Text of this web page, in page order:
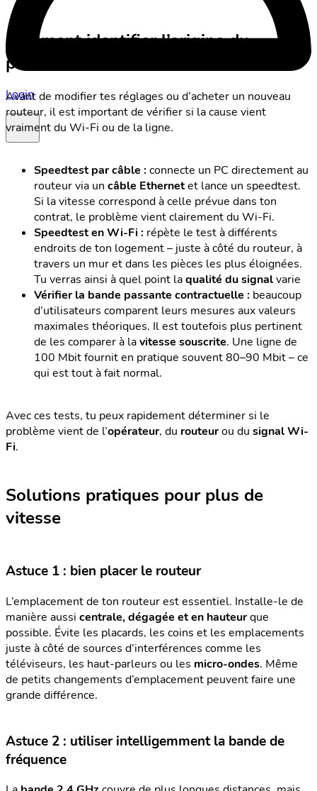
Login
Comment identifier l’origine du
problème?
Avant de modifier tes réglages ou d’acheter un nouveau
routeur, il est important de vérifier si la cause vient
vraiment du Wi-Fi ou de la ligne.
Speedtest par câble : connecte un PC directement au
routeur via un câble Ethernetet lance un speedtest.
Si la vitesse correspond à celle prévue dans ton
contrat, le problème vient clairement du Wi-Fi.
Speedtest en Wi-Fi : répète le test à différents
endroits de ton logement – juste à côté du routeur, à
travers un mur et dans les pièces les plus éloignées.
Tu verras ainsi à quel point laqualité du signalvarie
Vérifier la bande passante contractuelle : beaucoup
d’utilisateurs comparent leurs mesures aux valeurs
maximales théoriques. Il est toutefois plus pertinent
de les comparer à lavitesse souscrite. Une ligne de
100 Mbit fournit en pratique souvent 80–90 Mbit – ce
qui est tout à fait normal.
Avec ces tests, tu peux rapidement déterminer si le
problème vient de l’opérateur, du routeurou du signal Wi-
Fi.
Solutions pratiques pour plus de
vitesse
Astuce 1 : bien placer le routeur
L’emplacement de ton routeur est essentiel. Installe-le de
manière aussi centrale, dégagée et en hauteurque
possible. Évite les placards, les coins et les emplacements
juste à côté de sources d’interférences comme les
téléviseurs, les haut-parleurs ou les micro-ondes. Même
de petits changements d’emplacement peuvent faire une
grande différence.
Astuce 2 : utiliser intelligemment la bande de
fréquence